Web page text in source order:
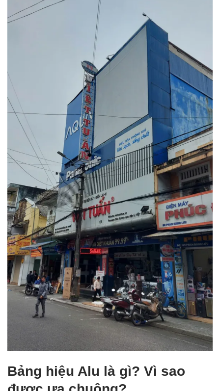
Bảng hiệu Alu là gì? Vì sao